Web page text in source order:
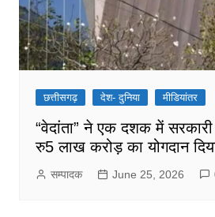
छत्तीसगढ़ देश- दुनिया मीडियांतर
“वेदांता” ने एक दशक में
रु5 लाख करोड़ का योगदान
सम्पादक June 25, 2026